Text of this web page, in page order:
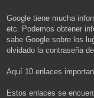
Google tiene mucha
etc. Podemos obtener
sabe Google sobre los
olvidado la contraseña
Aquí 10 enlaces
Estos enlaces se